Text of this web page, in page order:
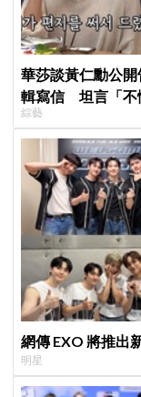
華莎談黃仁勳公
輯寫信 坦言「不
來」
綜藝
網傳 EXO 將推出
明星